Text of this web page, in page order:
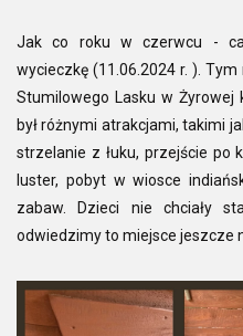
Jak co roku w czerwcu -
wycieczkę (11.06.2024 r. ).
Stumilowego Lasku w Żyrowej
był różnymi atrakcjami, takimi
strzelanie z łuku, przejście po
luster, pobyt w wiosce
zabaw. Dzieci nie chciały
odwiedzimy to miejsce jeszcze